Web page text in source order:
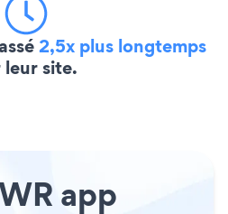
2,5x plus longtemps
leur site.
app